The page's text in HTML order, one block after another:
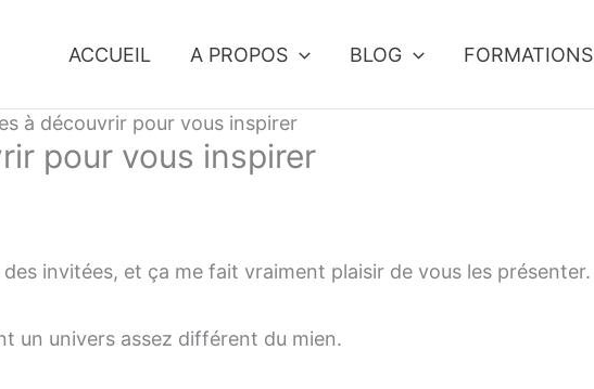
ACCUEIL A PROPOS BLOG FORMATIONS
à découvrir pour vous inspirer
pour vous inspirer
des invitées, et ça me fait vraiment plaisir de vous les présenter.
un univers assez différent du mien.